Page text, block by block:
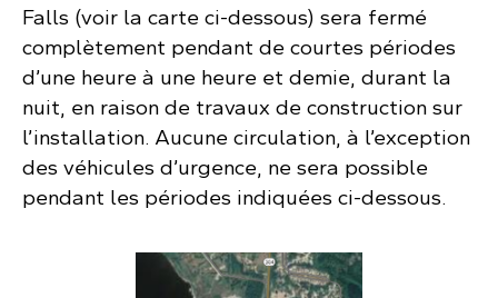
Falls (voir la carte ci-dessous) sera fermé
complètement pendant de courtes périodes
d’une heure à une heure et demie, durant la
nuit, en raison de travaux de construction sur
l’installation. Aucune circulation, à l’exception
des véhicules d’urgence, ne sera possible
pendant les périodes indiquées ci-dessous.